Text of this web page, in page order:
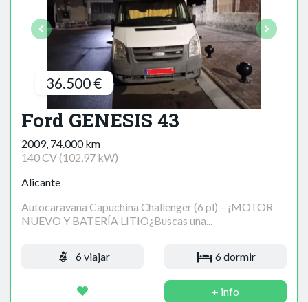
36.500 €
Ford GENESIS 43
2009, 74.000 km
140 CV (102,97 kW)
Alicante
Autocaravana Capuchina Challenger (6 pl) – ¡MOTOR
NUEVO Y BATERÍA LITIO¿Buscas una...
6 viajar 6 dormir
+ info